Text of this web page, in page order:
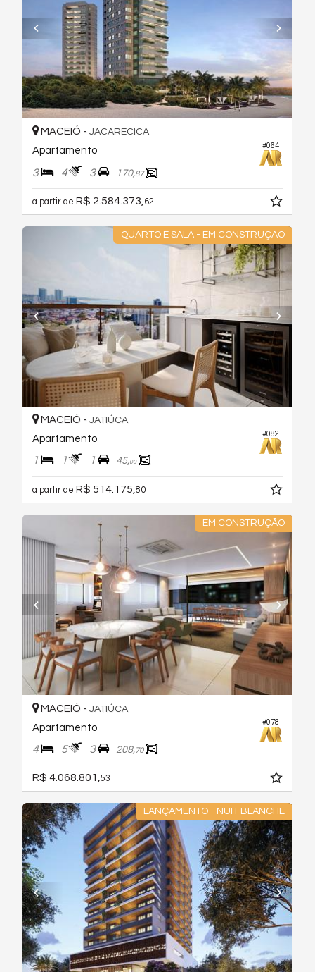
#064
MACEIÓ - JACARECICA
Apartamento
3 4 3 170,87
a partir de R$ 2.584.373, 62
QUARTO E SALA - EM CONSTRUÇÃO
#082
MACEIÓ - JATIÚCA
Apartamento
1 1 1 45,00
a partir de R$ 514.175, 80
EM CONSTRUÇÃO
#078
MACEIÓ - JATIÚCA
Apartamento
4 5 3 208,70
R$ 4.068.801, 53
LANÇAMENTO - NUIT BLANCHE